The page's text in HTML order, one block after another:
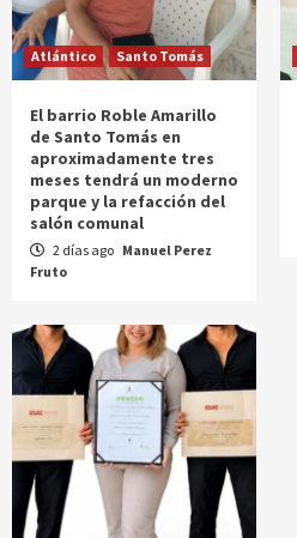
Atlántico Santo Tomás
El barrio Roble Amarillo
de Santo Tomás en
aproximadamente tres
meses tendrá un moderno
parque y la refacción del
salón comunal
2 días ago Manuel Perez
Fruto